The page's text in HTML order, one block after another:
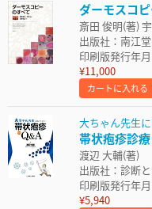
ダーモスコ
斎田 俊明(著)
出版社：南江堂
印刷版発行年
¥11,000
カートに入れる
大ちゃん先生
帯状疱疹診
渡辺 大輔(著)
出版社：診断
印刷版発行年
¥5,940